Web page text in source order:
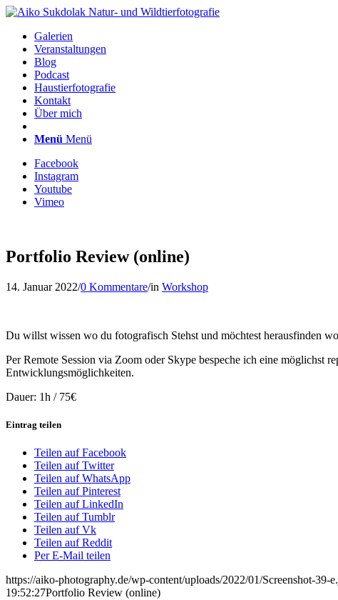
Galerien
Veranstaltungen
Blog
Podcast
Haustierfotografie
Kontakt
Über mich
Menü Menü
Facebook
Instagram
Youtube
Vimeo
Portfolio Review (online)
14. Januar 2022/0 Kommentare/in Workshop
Du willst wissen wo du fotografisch Stehst und möchtest herausfinden
Per Remote Session via Zoom oder Skype bespeche ich eine möglichst
Entwicklungsmöglichkeiten.
Dauer: 1h / 75€
Eintrag teilen
Teilen auf Facebook
Teilen auf Twitter
Teilen auf WhatsApp
Teilen auf Pinterest
Teilen auf LinkedIn
Teilen auf Tumblr
Teilen auf Vk
Teilen auf Reddit
Per E-Mail teilen
https://aiko-photography.de/wp-content/uploads/2022/01/Screenshot-39-
19:52:27Portfolio Review (online)